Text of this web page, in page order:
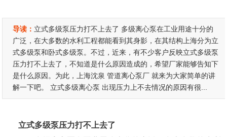
导读： 立式多级泵压力打不上去了 多级离心泵在工业用途十分的
广泛，在大多数的水利工程都能看到其身影，在其结构上海分为立
式多级泵和卧式多级泵。不过，近来，有不少客户反映立式多级泵
压力打不上去了，不知道是什么原因造成的，希望厂家能够告知下
是什么原因。为此，上海沈泉 管道离心泵厂 就来为大家简单的讲
解一下吧。 立式多级离心泵 出现压力上不去情况的原因有很...
立式多级泵压力打不上去了